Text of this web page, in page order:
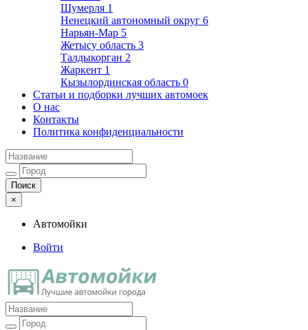
Шумерля 1
Ненецкий автономный округ 6
Нарьян-Мар 5
Жетысу область 3
Талдыкорган 2
Жаркент 1
Кызылординская область 0
Статьи и подборки лучших автомоек
О нас
Контакты
Политика конфиденциальности
×
Автомойки
Войти
Автомойки
Ещё один сайт на WordPress